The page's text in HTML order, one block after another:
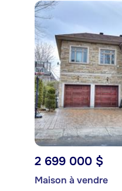
2 699 000 $
Maison à vendre